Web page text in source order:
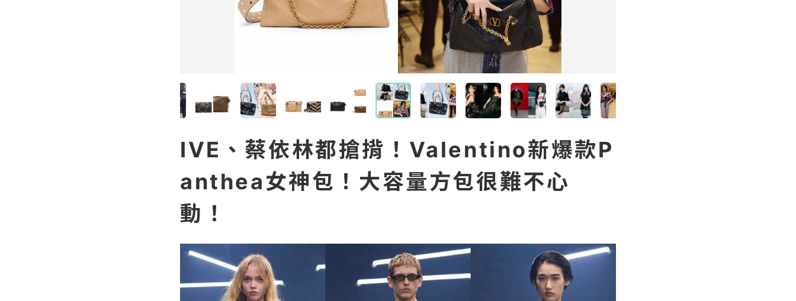
IVE、蔡依林都搶揹！Valentino新爆款P
anthea女神包！大容量方包很難不心
動！